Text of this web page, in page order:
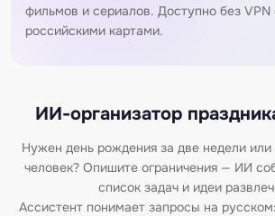
фильмов и сериалов. Доступно без VPN
российскими картами.
ИИ-организатор
Нужен день рождения за две недели
человек? Опишите ограничения — ИИ
список задач и идеи
Ассистент понимает запросы на